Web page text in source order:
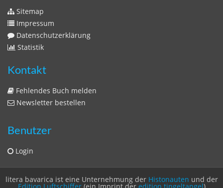
Sitemap
Datenschutzerklärung
Statistik
Kontakt